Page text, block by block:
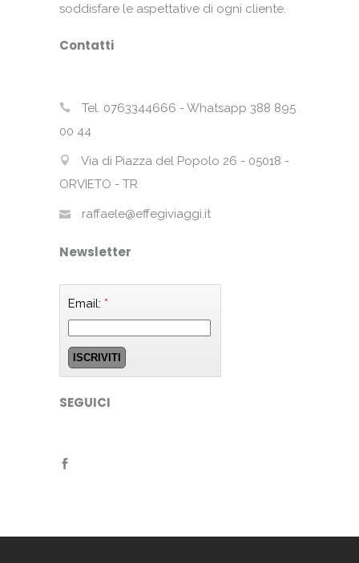
soddisfare le aspettative di ogni cliente.
Contatti
Tel. 0763344666 - Whatsapp 388 895
00 44
Via di Piazza del Popolo 26 - 05018 -
ORVIETO - TR
raffaele@effegiviaggi.it
Newsletter
Email: *
SEGUICI